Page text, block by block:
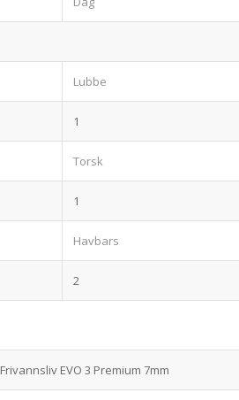
Lubbe
1
Torsk
1
Havbars
2
Frivannsliv EVO 3 Premium 7mm